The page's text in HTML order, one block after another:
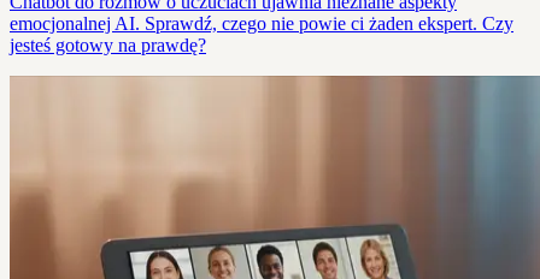
emocjonalnej AI. Sprawdź, czego nie powie ci żaden ekspert. Czy
jesteś gotowy na prawdę?